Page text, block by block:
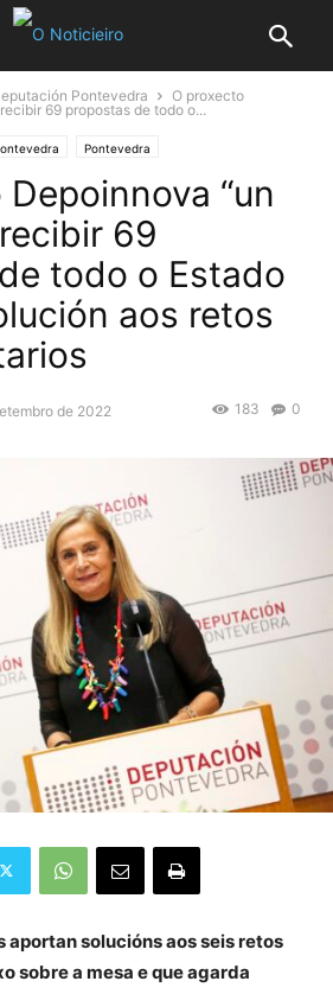
Pontevedra
O proxecto
69 propostas de todo o...
Pontevedra
“un
69
todo o Estado
aos retos
de 2022 0
183
aportan solucións aos seis retos
sobre a mesa e que agarda